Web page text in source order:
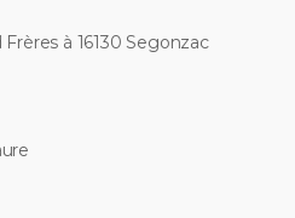
à 16130 Segonzac